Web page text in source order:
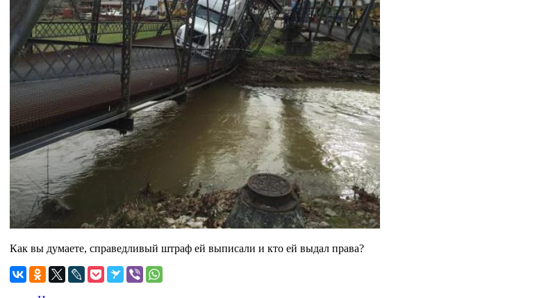
Как вы думаете, справедливый штраф ей выписали и кто ей выдал права?